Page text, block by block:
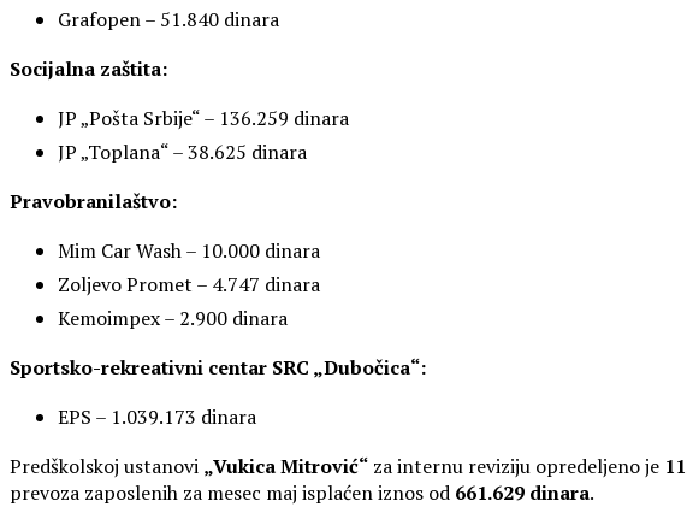
Grafopen – 51.840 dinara
Socijalna zaštita:
JP „Pošta Srbije“ – 136.259 dinara
JP „Toplana“ – 38.625 dinara
Pravobranilaštvo:
Mim Car Wash – 10.000 dinara
Zoljevo Promet – 4.747 dinara
Kemoimpex – 2.900 dinara
Sportsko-rekreativni centar SRC „Dubočica“:
EPS – 1.039.173 dinara
Predškolskoj ustanovi „Vukica Mitrović“ za internu reviziju opredeljeno je
prevoza zaposlenih za mesec maj isplaćen iznos od 661.629 dinara.